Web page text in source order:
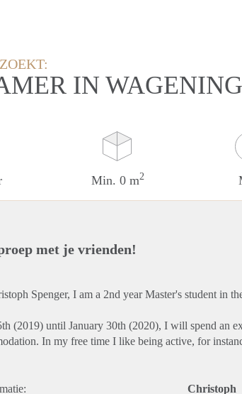
IN
Min. 0 m2
met je vrienden!
Spenger, I am a 2nd year Master's student in
(2019) until January 30th (2020), I will spend an
In my free time I like being active, for
Christoph